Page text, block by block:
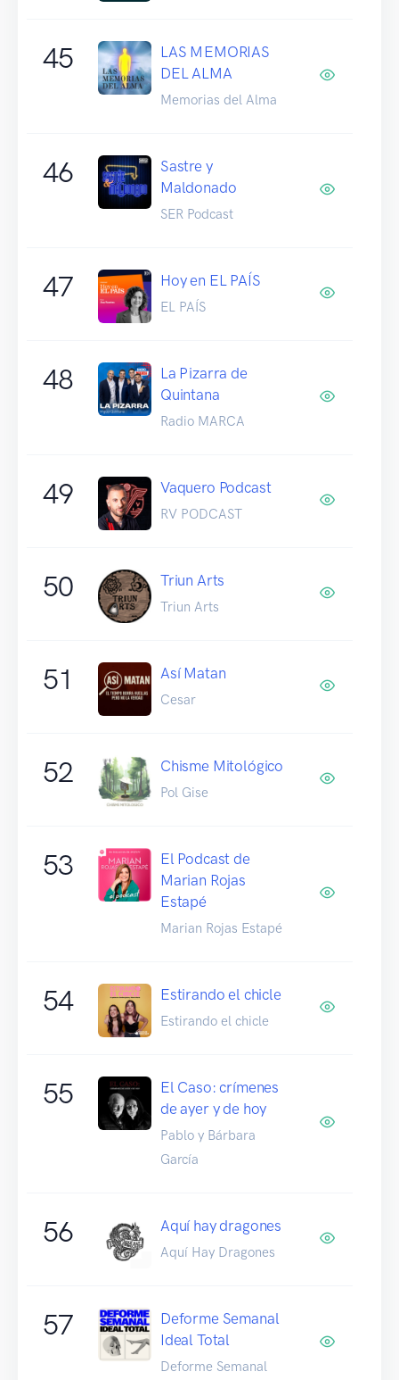
45
LAS MEMORIAS
DEL ALMA
Memorias del Alma
46
Sastre y
Maldonado
SER Podcast
47 Hoy en EL PAÍS
EL PAÍS
48
La Pizarra de
Quintana
Radio MARCA
49 Vaquero Podcast
RV PODCAST
50 Triun Arts
Triun Arts
51 Así Matan
Cesar
52 Chisme Mitológico
Pol Gise
53
El Podcast de
Marian Rojas
Estapé
Marian Rojas Estapé
54 Estirando el chicle
Estirando el chicle
55
El Caso: crímenes
de ayer y de hoy
Pablo y Bárbara
García
56 Aquí hay dragones
Aquí Hay Dragones
57
Deforme Semanal
Ideal Total
Deforme Semanal